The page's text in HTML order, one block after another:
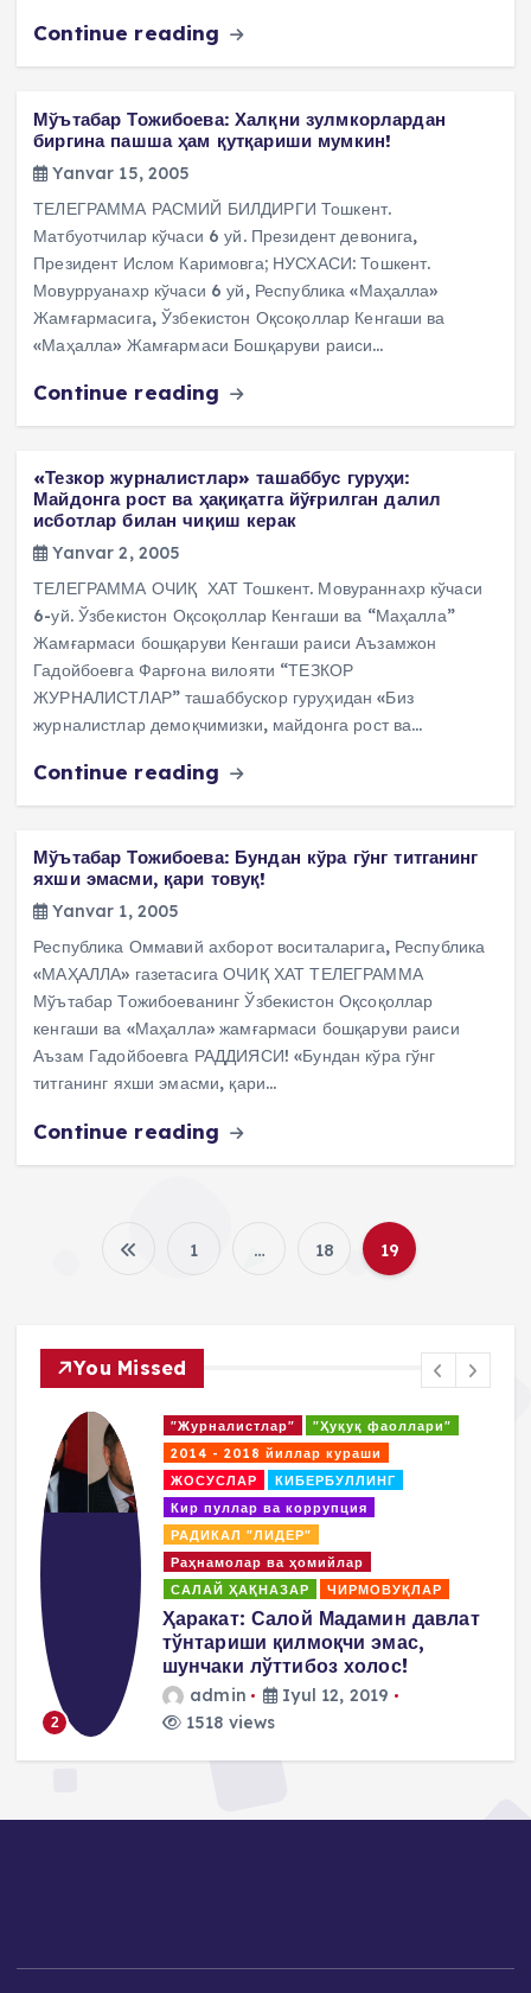
Continue reading
Мўътабар Тожибоева: Халқни зулмкорлардан
биргина пашша ҳам қутқариши мумкин!
Yanvar 15, 2005
ТЕЛЕГРАММА РАСМИЙ БИЛДИРГИ Тошкент.
Матбуотчилар кўчаси 6 уй. Президент девонига,
Президент Ислом Каримовга; НУСХАСИ: Тошкент.
Мовурруанахр кўчаси 6 уй, Республика «Маҳалла»
Жамғармасига, Ўзбекистон Оқсоқоллар Кенгаши ва
«Маҳалла» Жамғармаси Бошқаруви раиси…
Continue reading
«Тезкор журналистлар» ташаббус гуруҳи:
Майдонга рост ва ҳақиқатга йўғрилган далил
исботлар билан чиқиш керак
Yanvar 2, 2005
ТЕЛЕГРАММА ОЧИҚ ХАТ Тошкент. Мовураннахр кўчаси
6-уй. Ўзбекистон Оқсоқоллар Кенгаши ва “Маҳалла”
Жамғармаси бошқаруви Кенгаши раиси Аъзамжон
Гадойбоевга Фарғона вилояти “ТЕЗКОР
ЖУРНАЛИСТЛАР” ташаббускор гуруҳидан «Биз
журналистлар демоқчимизки, майдонга рост ва…
Continue reading
Мўътабар Тожибоева: Бундан кўра гўнг титганинг
яхши эмасми, қари товуқ!
Yanvar 1, 2005
Республика Оммавий ахборот воситаларига, Республика
«МАҲАЛЛА» газетасига ОЧИҚ ХАТ ТЕЛЕГРАММА
Мўътабар Тожибоеванинг Ўзбекистон Оқсоқоллар
кенгаши ва «Маҳалла» жамғармаси бошқаруви раиси
Аъзам Гадойбоевга РАДДИЯСИ! «Бундан кўра гўнг
титганинг яхши эмасми, қари…
Continue reading
P
t
s
p
a
g
i
i
1 … 18 19
You Missed
2
"Журналистлар"
"Ҳуқуқ фаоллари"
2014 - 2018 йиллар кураши
ЖОСУСЛАР
КИБЕРБУЛЛИНГ
Кир пуллар ва коррупция
РАДИКАЛ "ЛИДЕР"
Раҳнамолар ва ҳомийлар
САЛАЙ ҲАҚНАЗАР
ЧИРМОВУҚЛАР
Ҳаракат: Салой Мадамин давлат
тўнтариши қилмоқчи эмас,
шунчаки лўттибоз холос!
admin
Iyul 12, 2019
1518 views